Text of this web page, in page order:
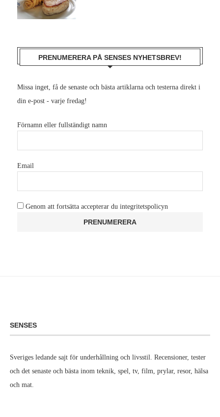
PRENUMERERA PÅ SENSES NYHETSBREV!
Missa inget, få de senaste och bästa artiklarna och testerna direkt i
din e-post - varje fredag!
Förnamn eller fullständigt namn
Email
Genom att fortsätta accepterar du integritetspolicyn
SENSES
Sveriges ledande sajt för underhållning och livsstil. Recensioner, tester
och det senaste och bästa inom teknik, spel, tv, film, prylar, resor, hälsa
och mat.